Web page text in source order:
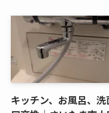
キッチン、お風呂、洗